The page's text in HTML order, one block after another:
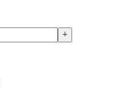
+